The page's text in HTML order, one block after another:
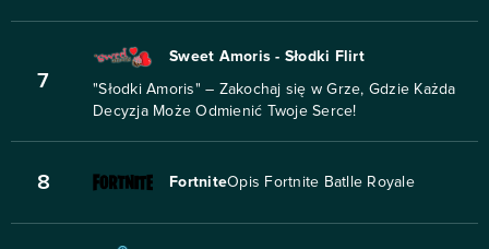
7
Sweet Amoris - Słodki Flirt
"Słodki Amoris" – Zakochaj się w Grze, Gdzie Każda
Decyzja Może Odmienić Twoje Serce!
8 FortniteOpis Fortnite Batlle Royale